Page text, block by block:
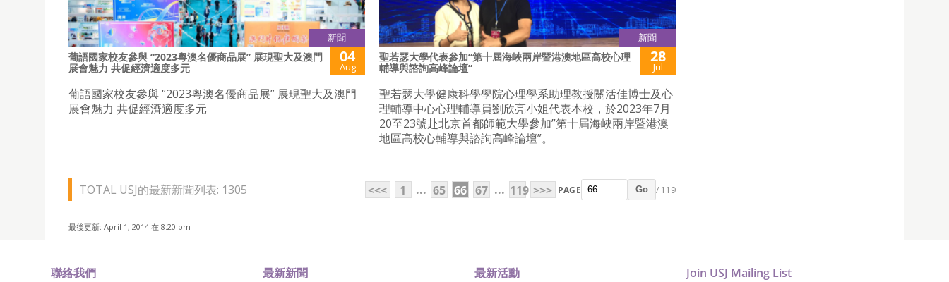
新聞
葡語國家校友參與 “2023粵澳名優商品展” 展現聖大及澳門
展會魅力 共促經濟適度多元
04
Aug
葡語國家校友參與 “2023粵澳名優商品展” 展現聖大及澳門
展會魅力 共促經濟適度多元
新聞
聖若瑟大學代表參加“第十屆海峽兩岸暨港澳地區高校心理
輔導與諮詢高峰論壇”
28
Jul
聖若瑟大學健康科學學院心理學系助理教授關活佳博士及心
理輔導中心心理輔導員劉欣亮小姐代表本校，於2023年7月
20至23號赴北京首都師範大學參加”第十屆海峽兩岸暨港澳
地區高校心輔導與諮詢高峰論壇”。
TOTAL USJ的最新新聞列表: 1305 <<< 1 ... 65 66 67 ... 119 >>> PAGE Go / 119
最後更新: April 1, 2014 在 8:20 pm
聯絡我們 最新新聞 最新活動 Join USJ Mailing List